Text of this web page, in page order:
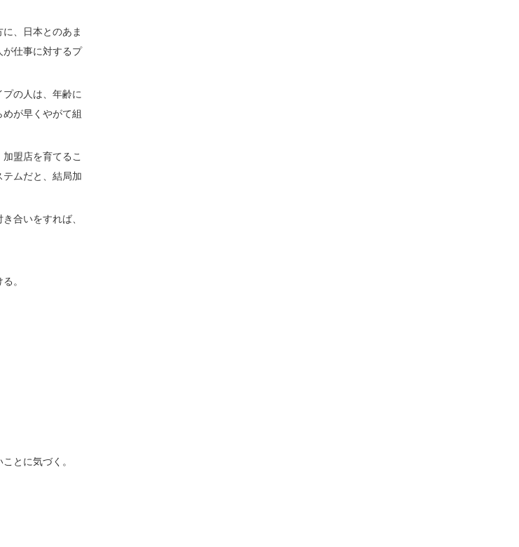
、日本とのあま
が仕事に対するプ
の人は、年齢に
が早くやがて組
盟店を育てるこ
ムだと、結局加
合いをすれば、
。
とに気づく。